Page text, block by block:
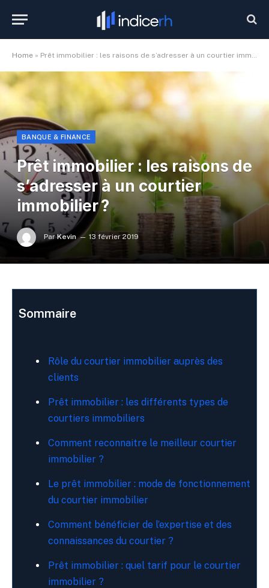
Home » Prêt immobilier : les raisons de s’adresser à un courtier immobilier ?
BANQUE & FINANCE
Prêt immobilier : les raisons de
s’adresser à un courtier
immobilier ?
Par Kevin 13 février 2019
Sommaire
Rôle du courtier immobilier auprès des
clients
Prêt immobilier : les différents types de
courtiers immobiliers
Comment reconnaitre le meilleur courtier
immobilier ?
Le prêt immobilier : mode de fonctionnement
du courtier immobilier
Comment bénéficier de l’expertise et des
connaissances du courtier ?
Prêt immobilier : quel tarif pour le courtier
immobilier ?